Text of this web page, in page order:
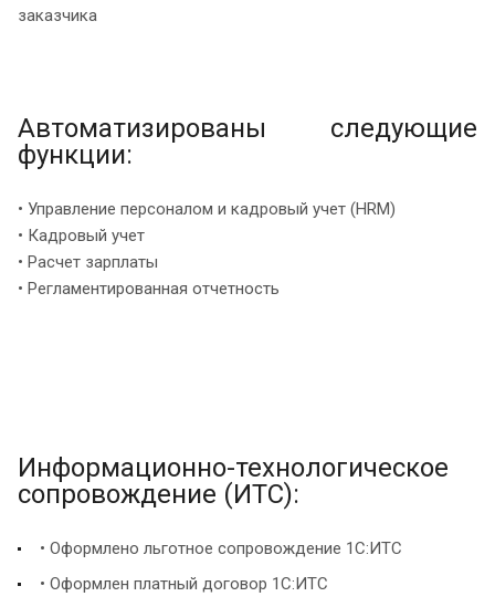
заказчика
Автоматизированы следующие
функции:
• Управление персоналом и кадровый учет (HRM)
• Кадровый учет
• Расчет зарплаты
• Регламентированная отчетность
Информационно-технологическое
сопровождение (ИТС):
• Оформлено льготное сопровождение 1С:ИТС
• Оформлен платный договор 1С:ИТС